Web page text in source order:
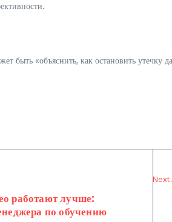
«объяснить, как остановить утечку
работают лучше:
по обучению
Next